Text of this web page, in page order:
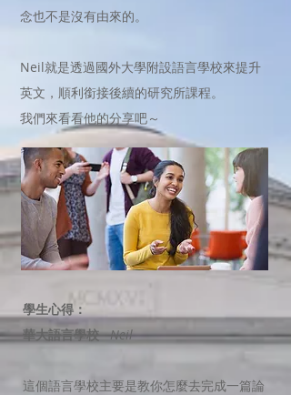
念也不是沒有由來的。
​Neil就是透過國外大學附設語言學校來提升
英文，順利銜接後續的研究所課程。
​我們來看看他的分享吧～​
學生心得：
華大語言學校
Neil
這個語言學校主要是教你怎麼去完成一篇論